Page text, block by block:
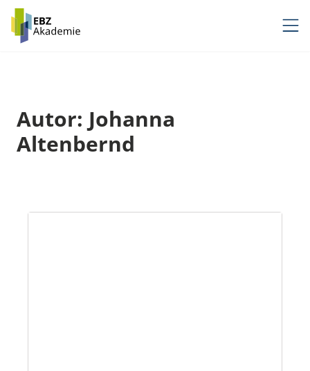
Zum
Inhalt
springen
Autor: Johanna
Altenbernd